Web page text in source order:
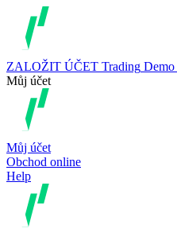
ZALOŽIT ÚČET Trading Demo
Můj účet
Můj účet
Obchod online
Help